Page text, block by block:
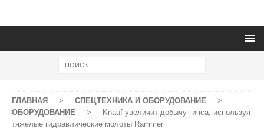
ГЛАВНАЯ > СПЕЦТЕХНИКА И ОБОРУДОВАНИЕ
>
ОБОРУДОВАНИЕ
>
Knauf увеличит добычу гипса, используя
тяжелые гидравлические молоты Rammer